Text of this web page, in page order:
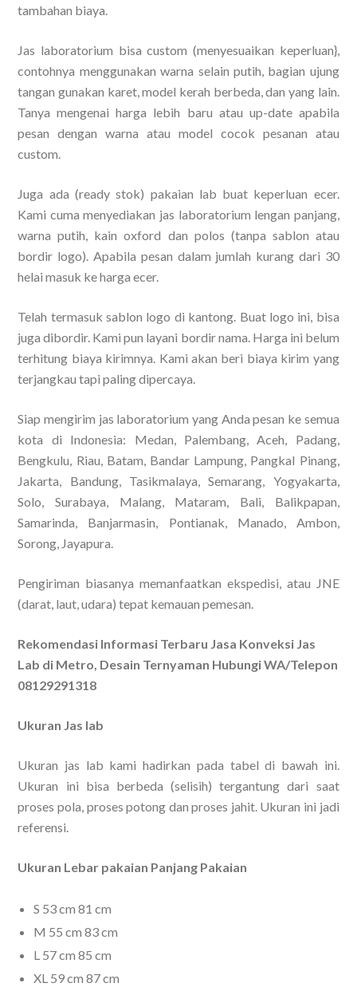
tambahan biaya.
Jas laboratorium bisa custom (menyesuaikan keperluan},
contohnya menggunakan warna selain putih, bagian ujung
tangan gunakan karet, model kerah berbeda, dan yang lain.
Tanya mengenai harga lebih baru atau up-date apabila
pesan dengan warna atau model cocok pesanan atau
custom.
Juga ada (ready stok) pakaian lab buat keperluan ecer.
Kami cuma menyediakan jas laboratorium lengan panjang,
warna putih, kain oxford dan polos (tanpa sablon atau
bordir logo). Apabila pesan dalam jumlah kurang dari 30
helai masuk ke harga ecer.
Telah termasuk sablon logo di kantong. Buat logo ini, bisa
juga dibordir. Kami pun layani bordir nama. Harga ini belum
terhitung biaya kirimnya. Kami akan beri biaya kirim yang
terjangkau tapi paling dipercaya.
Siap mengirim jas laboratorium yang Anda pesan ke semua
kota di Indonesia: Medan, Palembang, Aceh, Padang,
Bengkulu, Riau, Batam, Bandar Lampung, Pangkal Pinang,
Jakarta, Bandung, Tasikmalaya, Semarang, Yogyakarta,
Solo, Surabaya, Malang, Mataram, Bali, Balikpapan,
Samarinda, Banjarmasin, Pontianak, Manado, Ambon,
Sorong, Jayapura.
Pengiriman biasanya memanfaatkan ekspedisi, atau JNE
(darat, laut, udara) tepat kemauan pemesan.
Rekomendasi Informasi Terbaru Jasa Konveksi Jas
Lab di Metro, Desain Ternyaman Hubungi WA/Telepon
08129291318
Ukuran Jas lab
Ukuran jas lab kami hadirkan pada tabel di bawah ini.
Ukuran ini bisa berbeda (selisih) tergantung dari saat
proses pola, proses potong dan proses jahit. Ukuran ini jadi
referensi.
Ukuran Lebar pakaian Panjang Pakaian
S 53 cm 81 cm
M 55 cm 83 cm
L 57 cm 85 cm
XL 59 cm 87 cm